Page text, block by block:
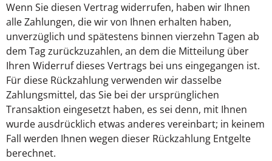
Wenn Sie diesen Vertrag widerrufen, haben wir Ihnen
alle Zahlungen, die wir von Ihnen erhalten haben,
unverzüglich und spätestens binnen vierzehn Tagen ab
dem Tag zurückzuzahlen, an dem die Mitteilung über
Ihren Widerruf dieses Vertrags bei uns eingegangen ist.
Für diese Rückzahlung verwenden wir dasselbe
Zahlungsmittel, das Sie bei der ursprünglichen
Transaktion eingesetzt haben, es sei denn, mit Ihnen
wurde ausdrücklich etwas anderes vereinbart; in keinem
Fall werden Ihnen wegen dieser Rückzahlung Entgelte
berechnet.